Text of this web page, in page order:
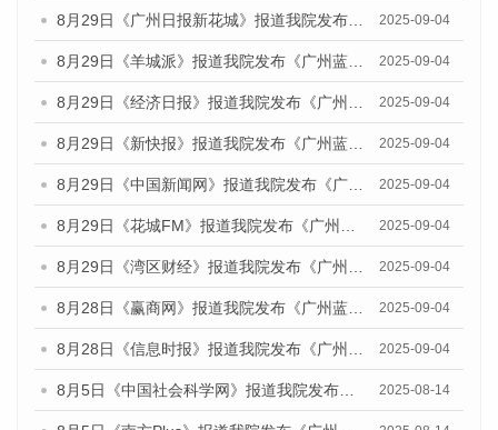
8月29日《广州日报新花城》报道我院发布《广州蓝皮书：广州国际商贸中心发展报告（2025）》的媒体文章 2025-09-04
8月29日《羊城派》报道我院发布《广州蓝皮书：广州国际商贸中心发展报告（2025）》的媒体文章 2025-09-04
8月29日《经济日报》报道我院发布《广州蓝皮书：广州国际商贸中心发展报告（2025）》的媒体文章 2025-09-04
8月29日《新快报》报道我院发布《广州蓝皮书：广州国际商贸中心发展报告（2025）》的媒体文章 2025-09-04
8月29日《中国新闻网》报道我院发布《广州蓝皮书：广州国际商贸中心发展报告（2025）》的媒体文章 2025-09-04
8月29日《花城FM》报道我院发布《广州蓝皮书：广州国际商贸中心发展报告（2025）》的媒体文章 2025-09-04
8月29日《湾区财经》报道我院发布《广州蓝皮书：广州国际商贸中心发展报告（2025）》的媒体文章 2025-09-04
8月28日《赢商网》报道我院发布《广州蓝皮书：广州国际商贸中心发展报告（2025）》的媒体文章 2025-09-04
8月28日《信息时报》报道我院发布《广州蓝皮书：广州国际商贸中心发展报告（2025）》的媒体文章 2025-09-04
8月5日《中国社会科学网》报道我院发布《广州蓝皮书：广州城乡融合发展报告（2025）》的媒体文章 2025-08-14